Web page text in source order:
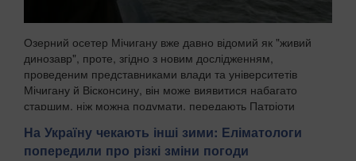
Озерний осетер Мічигану вже давно відомий як "живий
динозавр", проте, згідно з новим дослідженням,
проведеним представниками влади та університетів
Мічигану й Вісконсину, він може виявитися набагато
старшим, ніж можна подумати, передають Патріоти
На Україну чекають інші зими: Еліматологи
попередили про різкі зміни погоди